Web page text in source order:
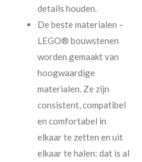
details houden.
De beste materialen –
LEGO® bouwstenen
worden gemaakt van
hoogwaardige
materialen. Ze zijn
consistent, compatibel
en comfortabel in
elkaar te zetten en uit
elkaar te halen: dat is al